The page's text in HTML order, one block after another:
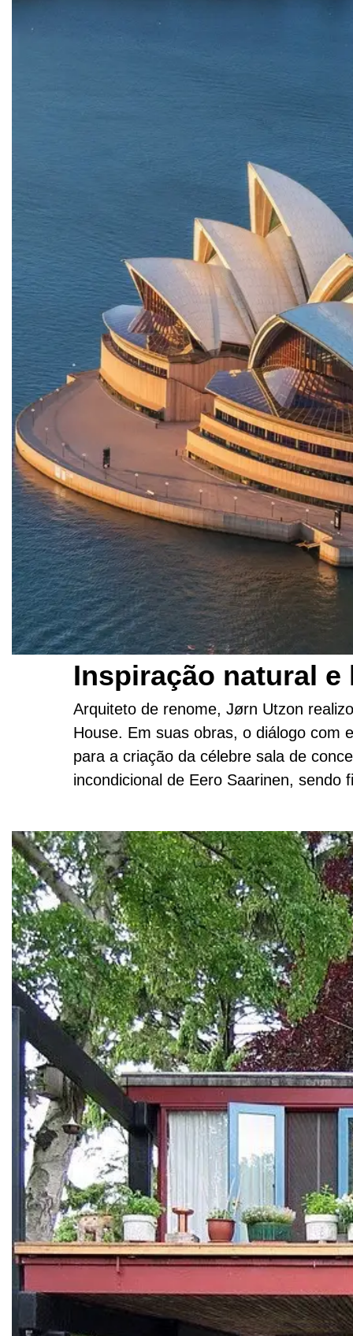
Inspiração natural e
Arquiteto de renome, Jørn Utzon
House. Em suas obras, o diálogo com
para a criação da célebre sala de
incondicional de Eero Saarinen, sendo